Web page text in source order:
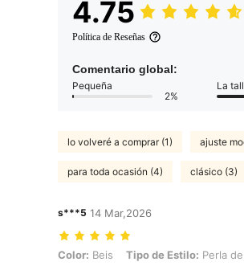
4.75
Política de Reseñas
Comentario global:
Pequeña
2%
La
lo volveré a comprar (1) ajuste
para toda ocasión (4) clásico (3)
s***5 14 Mar,2026
Color: Beis, Tipo de Estilo: Perla de boca
Color: Beis Tipo de Estilo: Perla